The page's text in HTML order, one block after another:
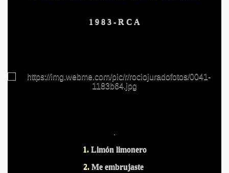
1 9 8 3 - R C A
1. Limón limonero
2. Me embrujaste